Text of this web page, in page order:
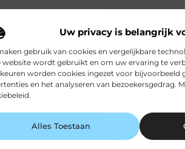
Uw privacy is belangrijk
gebruik van cookies en vergelijkbare
website wordt gebruikt en om uw ervaring te
worden cookies ingezet voor bijvoorbeeld
en het analyseren van bezoekersgedrag.
Alles Toestaan
Pinterest
Eco-gadgets als Duurzaam Relatiegeschenk
het geven van...
en Voordelen